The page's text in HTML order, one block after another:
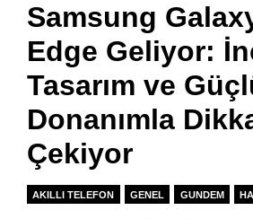
Samsung
Edge Geliyor:
Tasarım ve
Donanımla
Çekiyor
AKILLI TELEFON GENEL GUNDEM